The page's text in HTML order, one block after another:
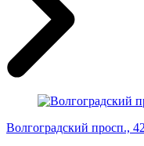
Волгоградский просп.,